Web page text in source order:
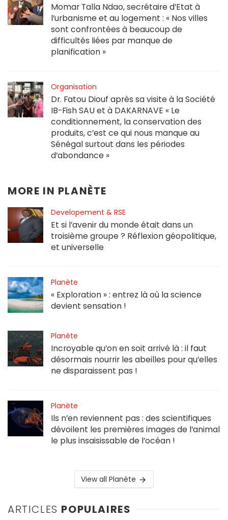
Momar Talla Ndao, secrétaire d’Etat à
l’urbanisme et au logement : « Nos villes
sont confrontées à beaucoup de
difficultés liées par manque de
planification »
Organisation
Dr. Fatou Diouf après sa visite à la Société
IB-Fish SAU et à DAKARNAVE « Le
conditionnement, la conservation des
produits, c’est ce qui nous manque au
Sénégal surtout dans les périodes
d’abondance »
MORE IN PLANÈTE
Developement & RSE
Et si l’avenir du monde était dans un
troisième groupe ? Réflexion géopolitique,
et universelle
Planète
« Exploration » : entrez là où la science
devient sensation !
Planète
Incroyable qu’on en soit arrivé là : il faut
désormais nourrir les abeilles pour qu’elles
ne disparaissent pas !
Planète
Ils n’en reviennent pas : des scientifiques
dévoilent les premières images de l’animal
le plus insaisissable de l’océan !
View all Planète
ARTICLES POPULAIRES